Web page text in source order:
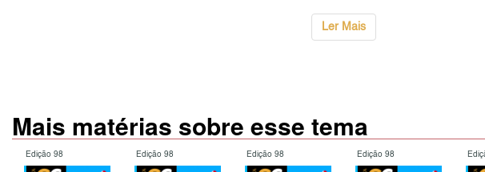
Ler Mais
Mais matérias sobre esse tema
Edição 98 Edição 98 Edição 98 Edição 98